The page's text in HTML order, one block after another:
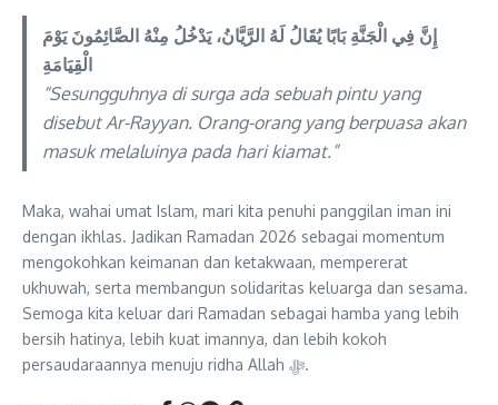
إِنَّ فِي الْجَنَّةِ بَابًا يُقَالُ لَهُ الرَّيَّانُ، يَدْخُلُ مِنْهُ الصَّائِمُونَ يَوْمَ
الْقِيَامَةِ
“Sesungguhnya di surga ada sebuah pintu yang
disebut Ar-Rayyan. Orang-orang yang berpuasa akan
masuk melaluinya pada hari kiamat.”
Maka, wahai umat Islam, mari kita penuhi panggilan iman ini
dengan ikhlas. Jadikan Ramadan 2026 sebagai momentum
mengokohkan keimanan dan ketakwaan, mempererat
ukhuwah, serta membangun solidaritas keluarga dan sesama.
Semoga kita keluar dari Ramadan sebagai hamba yang lebih
bersih hatinya, lebih kuat imannya, dan lebih kokoh
persaudaraannya menuju ridha Allah ﷻ.